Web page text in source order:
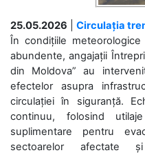
25.05.2026
Circulația
În condițiile
abundente, angajații
din Moldova” au
efectelor asupra
circulației în siguranță.
continuu, folosind
suplimentare pentru
sectoarelor afectate